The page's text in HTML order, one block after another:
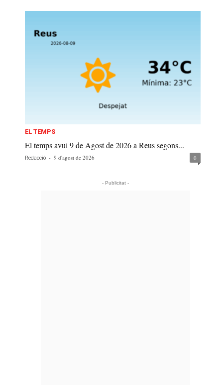
EL TEMPS
El temps avui 9 de Agost de 2026 a Reus segons...
Redacció - 9 d'agost de 2026 0
- Publicitat -